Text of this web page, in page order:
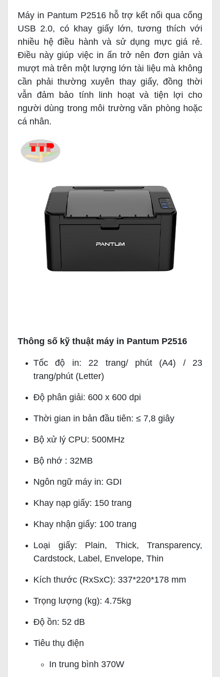
Máy in Pantum P2516 hỗ trợ kết nối qua cổng
USB 2.0, có khay giấy lớn, tương thích với
nhiều hệ điều hành và sử dụng mực giá rẻ.
Điều này giúp việc in ấn trở nên đơn giản và
mượt mà trên một lượng lớn tài liệu mà không
cần phải thường xuyên thay giấy, đồng thời
vẫn đảm bảo tính linh hoạt và tiện lợi cho
người dùng trong môi trường văn phòng hoặc
cá nhân.
Thông số kỹ thuật máy in Pantum P2516
Tốc độ in: 22 trang/ phút (A4) / 23
trang/phút (Letter)
Độ phân giải: 600 x 600 dpi
Thời gian in bản đầu tiên: ≤ 7,8 giây
Bộ xử lý CPU: 500MHz
Bộ nhớ : 32MB
Ngôn ngữ máy in: GDI
Khay nạp giấy: 150 trang
Khay nhận giấy: 100 trang
Loại giấy: Plain, Thick, Transparency,
Cardstock, Label, Envelope, Thin
Kích thước (RxSxC): 337*220*178 mm
Trọng lượng (kg): 4.75kg
Độ ồn: 52 dB
Tiêu thụ điện
In trung bình 370W